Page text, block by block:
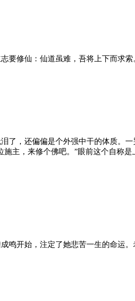
要修仙：仙道虽难，吾将上下而求索
了，还偏偏是个外强中干的体质
主，来修个佛吧。”眼前这个自
鸣开始，注定了她悲苦一生的命运